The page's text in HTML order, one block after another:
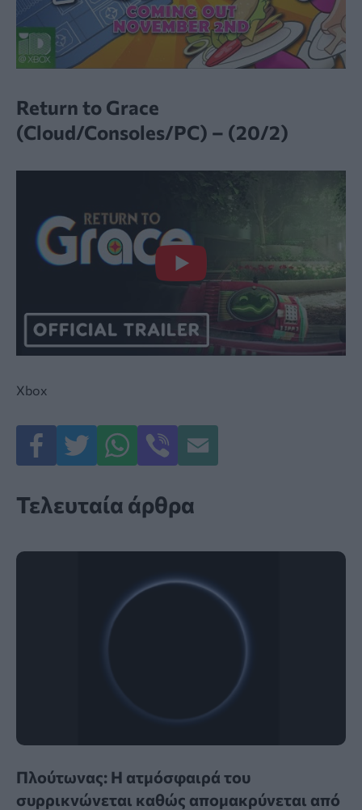
Return to Grace
(Cloud/Consoles/PC) – (20/2)
Xbox
Τελευταία άρθρα
Πλούτωνας: Η ατμόσφαιρά του
συρρικνώνεται καθώς απομακρύνεται από